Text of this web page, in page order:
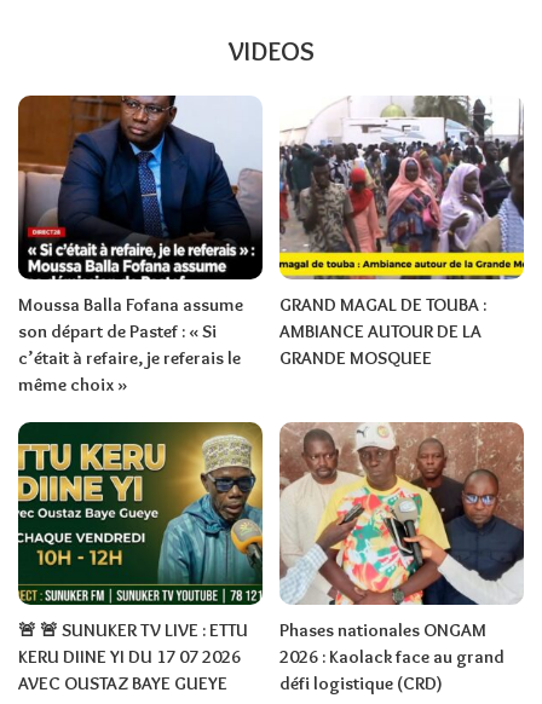
VIDEOS
Moussa Balla Fofana assume
son départ de Pastef : « Si
c’était à refaire, je referais le
même choix »
GRAND MAGAL DE TOUBA :
AMBIANCE AUTOUR DE LA
GRANDE MOSQUEE
🚨 🚨 SUNUKER TV LIVE : ETTU
KERU DIINE YI DU 17 07 2026
AVEC OUSTAZ BAYE GUEYE
Phases nationales ONGAM
2026 : Kaolack face au grand
défi logistique (CRD)